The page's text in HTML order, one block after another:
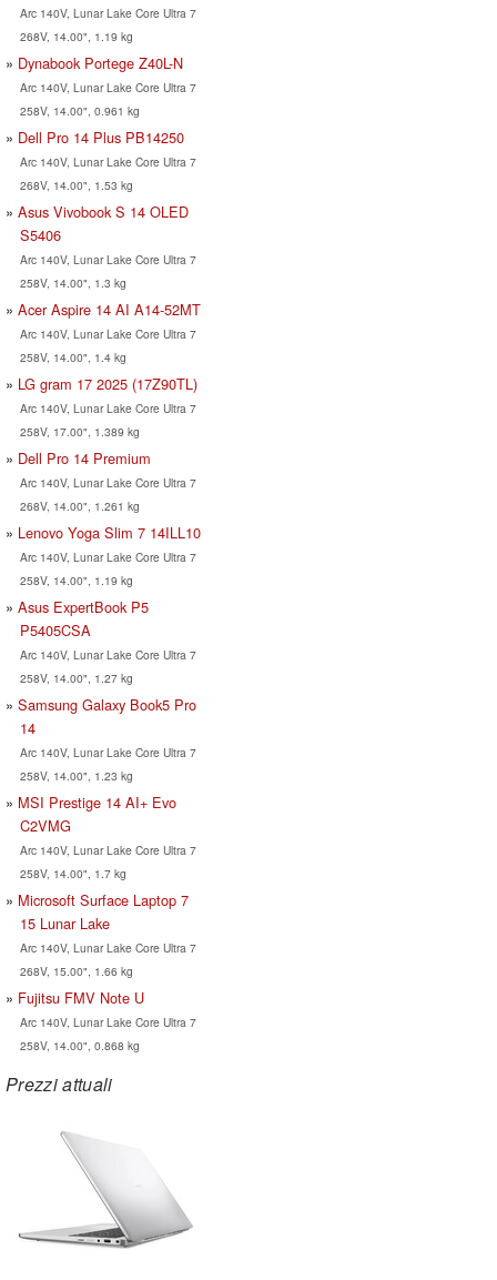
Arc 140V, Lunar Lake Core Ultra 7
268V, 14.00", 1.19 kg
Dynabook Portege Z40L-N
Arc 140V, Lunar Lake Core Ultra 7
258V, 14.00", 0.961 kg
Dell Pro 14 Plus PB14250
Arc 140V, Lunar Lake Core Ultra 7
268V, 14.00", 1.53 kg
Asus Vivobook S 14 OLED
S5406
Arc 140V, Lunar Lake Core Ultra 7
258V, 14.00", 1.3 kg
Acer Aspire 14 AI A14-52MT
Arc 140V, Lunar Lake Core Ultra 7
258V, 14.00", 1.4 kg
LG gram 17 2025 (17Z90TL)
Arc 140V, Lunar Lake Core Ultra 7
258V, 17.00", 1.389 kg
Dell Pro 14 Premium
Arc 140V, Lunar Lake Core Ultra 7
268V, 14.00", 1.261 kg
Lenovo Yoga Slim 7 14ILL10
Arc 140V, Lunar Lake Core Ultra 7
258V, 14.00", 1.19 kg
Asus ExpertBook P5
P5405CSA
Arc 140V, Lunar Lake Core Ultra 7
258V, 14.00", 1.27 kg
Samsung Galaxy Book5 Pro
14
Arc 140V, Lunar Lake Core Ultra 7
258V, 14.00", 1.23 kg
MSI Prestige 14 AI+ Evo
C2VMG
Arc 140V, Lunar Lake Core Ultra 7
258V, 14.00", 1.7 kg
Microsoft Surface Laptop 7
15 Lunar Lake
Arc 140V, Lunar Lake Core Ultra 7
268V, 15.00", 1.66 kg
Fujitsu FMV Note U
Arc 140V, Lunar Lake Core Ultra 7
258V, 14.00", 0.868 kg
Prezzi attuali